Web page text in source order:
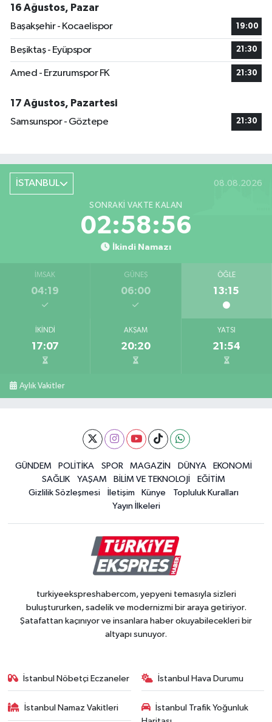
16 Ağustos, Pazar
Başakşehir - Kocaelispor
19:00
Beşiktaş - Eyüpspor 21:30
Amed - Erzurumspor FK 21:30
17 Ağustos, Pazartesi
Samsunspor - Göztepe
21:30
İSTANBUL 08.08.2026
SONRAKI VAKTE KALAN
02:58:55
İkindi Namazı
İMSAK
04:19
GÜNEŞ
06:00
ÖĞLE
13:15
İKINDI
17:07
AKŞAM
20:20
YATSI
21:54
Aylık Vakitler
GÜNDEM POLİTİKA SPOR MAGAZİN DÜNYA
EKONOMİ
SAĞLIK
YAŞAM BİLİM VE TEKNOLOJİ
EĞİTİM
Gizlilik Sözleşmesi
İletişim Künye
Topluluk Kuralları
Yayın İlkeleri
turkiyeekspreshabercom, yepyeni temasıyla sizleri
buluştururken, sadelik ve modernizmi bir araya getiriyor.
Şatafattan kaçınıyor ve insanlara haber okuyabilecekleri bir
altyapı sunuyor.
İstanbul Nöbetçi Eczaneler İstanbul Hava Durumu
İstanbul Namaz Vakitleri
İstanbul Trafik Yoğunluk